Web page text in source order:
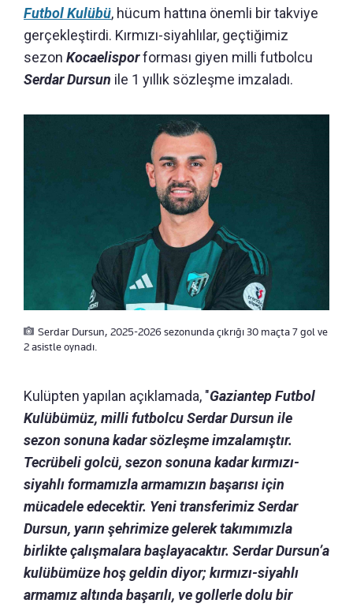
Futbol Kulübü, hücum hattına önemli bir takviye
gerçekleştirdi. Kırmızı-siyahlılar, geçtiğimiz
sezon Kocaelisporforması giyen milli futbolcu
Serdar Dursun ile 1 yıllık sözleşme imzaladı.
Serdar Dursun, 2025-2026 sezonunda çıkrığı 30 maçta 7 gol ve
2 asistle oynadı.
Kulüpten yapılan açıklamada, "Gaziantep Futbol
Kulübümüz, milli futbolcu Serdar Dursun ile
sezon sonuna kadar sözleşme imzalamıştır.
Tecrübeli golcü, sezon sonuna kadar kırmızı-
siyahlı formamızla armamızın başarısı için
mücadele edecektir. Yeni transferimiz Serdar
Dursun, yarın şehrimize gelerek takımımızla
birlikte çalışmalara başlayacaktır. Serdar Dursun’a
kulübümüze hoş geldin diyor; kırmızı-siyahlı
armamız altında başarılı, ve gollerle dolu bir